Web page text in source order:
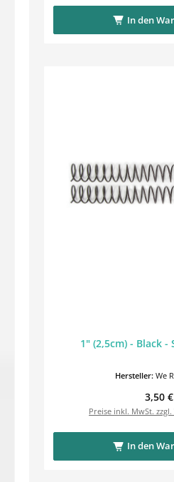
In den
1" (2,5cm) - Black
Hersteller: We
3,50 €
Preise inkl. MwSt.
In den